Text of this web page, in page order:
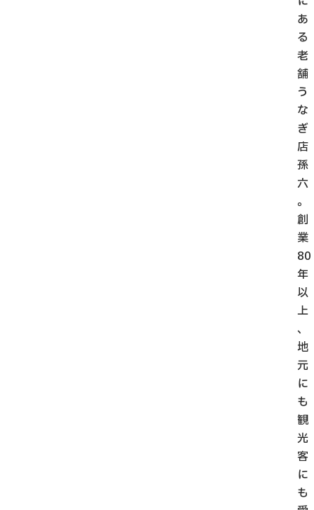
あ
る
老
舗
う
な
ぎ
店
孫
六
。
創
業
80
年
以
上
、
地
元
に
も
観
光
客
に
も